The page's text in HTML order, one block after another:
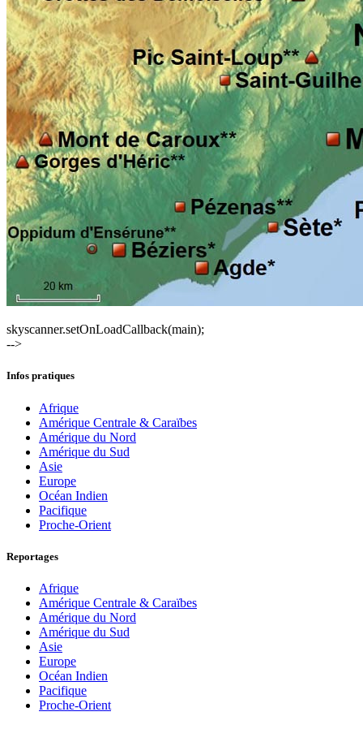
skyscanner.setOnLoadCallback(main);
-->
Infos pratiques
Afrique
Amérique Centrale & Caraïbes
Amérique du Nord
Amérique du Sud
Asie
Europe
Océan Indien
Pacifique
Proche-Orient
Reportages
Afrique
Amérique Centrale & Caraïbes
Amérique du Nord
Amérique du Sud
Asie
Europe
Océan Indien
Pacifique
Proche-Orient